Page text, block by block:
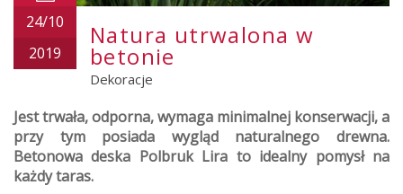
24/10
2019
Natura utrwalona w
betonie
Dekoracje
Jest trwała, odporna, wymaga minimalnej konserwacji, a
przy tym posiada wygląd naturalnego drewna.
Betonowa deska Polbruk Lira to idealny pomysł na
każdy taras.